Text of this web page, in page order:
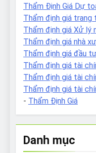
Thẩm Định Giá Dự
Thẩm định giá
Thẩm định giá Xử lý
Thẩm định giá nhà
Thẩm định giá đầu
Thẩm định giá tài
Thẩm định giá tài
Thẩm định giá tài
- Thẩm Định Giá
Danh mục